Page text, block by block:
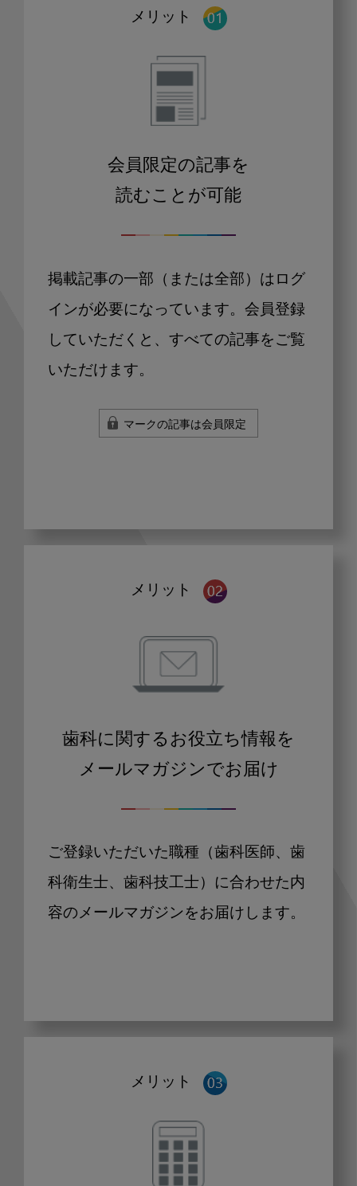
メリット
会員限定の記事を
読むことが可能
掲載記事の一部（または全部）はログ
インが必要になっています。会員登録
していただくと、すべての記事をご覧
いただけます。
マークの記事は会員限定
メリット
歯科に関するお役立ち情報を
メールマガジンでお届け
ご登録いただいた職種（歯科医師、歯
科衛生士、歯科技工士）に合わせた内
容のメールマガジンをお届けします。
メリット